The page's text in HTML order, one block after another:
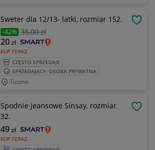
Sweter dla 12/13- latki, rozmiar 152.
-42% 35,00 zł
KUP TERAZ
20zł
CZĘSTO SPRZEDAJE
SPRZEDAJĄCY: OSOBA PRYWATNA
Tuczno
Spodnie jeansowe Sinsay, rozmiar
32.
KUP TERAZ
49zł